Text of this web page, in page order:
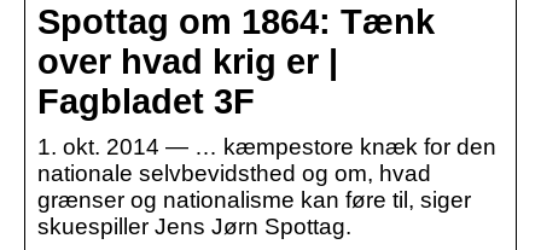
Spottag om 1864: Tænk
over hvad krig er |
Fagbladet 3F
1. okt. 2014 — … kæmpestore knæk for den
nationale selvbevidsthed og om, hvad
grænser og nationalisme kan føre til, siger
skuespiller Jens Jørn Spottag.